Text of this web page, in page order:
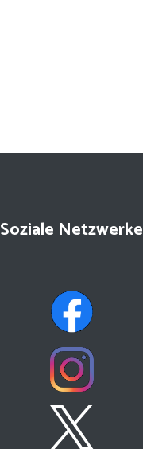
Soziale Netzwerke